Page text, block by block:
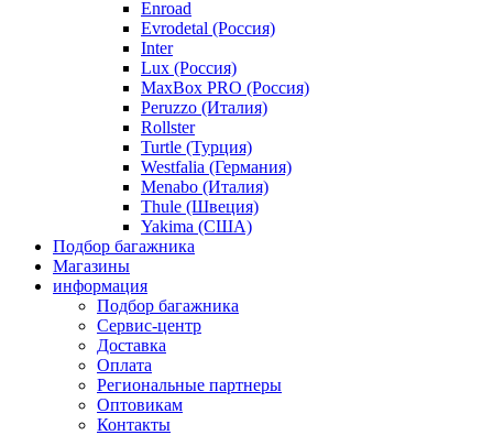
Enroad
Evrodetal (Россия)
Inter
Lux (Россия)
MaxBox PRO (Россия)
Peruzzo (Италия)
Rollster
Turtle (Турция)
Westfalia (Германия)
Menabo (Италия)
Thule (Швеция)
Yakima (США)
Подбор багажника
Магазины
информация
Подбор багажника
Сервис-центр
Доставка
Оплата
Региональные партнеры
Оптовикам
Контакты